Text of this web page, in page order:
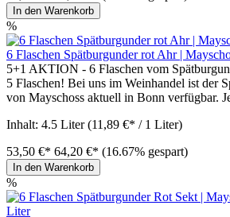
In den Warenkorb
%
6 Flaschen Spätburgunder rot Ahr |
5+1 AKTION - 6 Flaschen vom
5 Flaschen! Bei uns im Weinhandel ist der
von Mayschoss aktuell in Bonn verfügbar.
Inhalt: 4.5 Liter(11,89 €* / 1 Liter)
53,50 €* 64,20 €* (16.67% gespart)
In den Warenkorb
%